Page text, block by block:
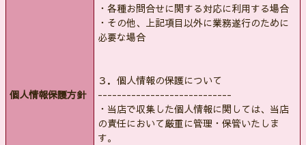
個人情報保護方針
・各種お問合せに関する対応に利用する場合
・その他、上記項目以外に業務遂行のために
必要な場合
３．個人情報の保護について
----------------------------
・当店で収集した個人情報に関しては、当店
の責任において厳重に管理・保管いたしま
す。